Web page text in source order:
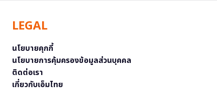
LEGAL
นโยบายคุกกี้
นโยบายการคุ้มครองข้อมูลส่วนบุคคล
ติดต่อเรา
เกี่ยวกับเอ็มไทย